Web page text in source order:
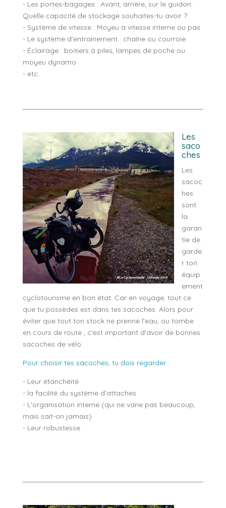
- Les portes-bagages : Avant, arrière, sur le guidon.
Quelle capacité de stockage souhaites-tu avoir ?
- Système de vitesse : Moyeu à vitesse interne ou pas
- Le système d'entrainement : chaîne ou courroie
- Éclairage : boitiers à piles, lampes de poche ou
moyeu dynamo
- etc.
Les
saco
ches
Les
sacoc
hes
sont
la
garan
tie de
garde
r ton
équip
ement
cyclotourisme en bon état. Car en voyage, tout ce
que tu possèdes est dans tes sacoches. Alors pour
éviter que tout ton stock ne prenne l'eau, ou tombe
en cours de route ; c'est important d'avoir de bonnes
sacoches de vélo.
Pour choisir tes sacoches, tu dois regarder :
- Leur étanchéité
- la facilité du système d'attaches
- L'organisation interne (qui ne varie pas beaucoup,
mais sait-on jamais)
- Leur robustesse